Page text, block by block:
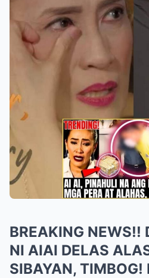
BREAKING NEWS!!
NI AIAI DELAS
SIBAYAN, TIMBOG!